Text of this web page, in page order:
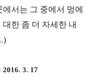
서는 그 중에서 멍에
대한 좀 더 자세한 내
.)
2016. 3. 17